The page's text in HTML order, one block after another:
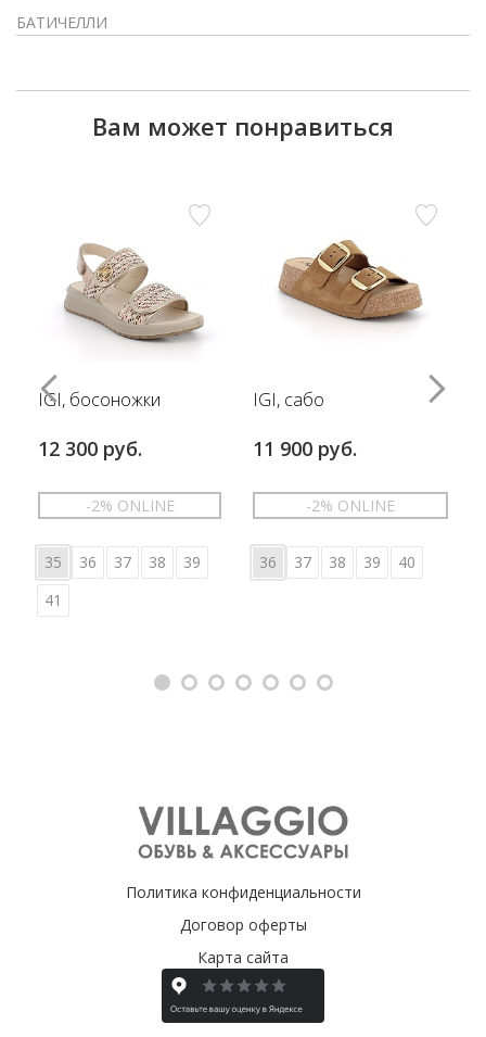
БАТИЧЕЛЛИ
Вам может понравиться
IGI, босоножки
12 300 руб.
-2% ONLINE
35 36 37 38
39
41
IGI, сабо
11 900 руб.
-2% ONLINE
36 37 38 39 40
Политика конфиденциальности
Договор оферты
Карта сайта